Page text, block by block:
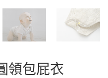
領包屁衣